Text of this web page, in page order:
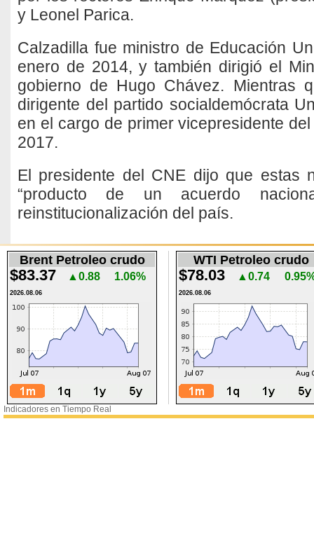
y Leonel Parica.
Calzadilla fue ministro de Educación
enero de 2014, y también dirigió el
gobierno de Hugo Chávez. Mientras
dirigente del partido socialdemócrata
en el cargo de primer vicepresidente
2017.
El presidente del CNE dijo que estas
“producto de un acuerdo
reinstitucionalización del país.
Brent Petroleo crudo
$83.37 ▲0.88 1.06%
2026.08.06
WTI Petroleo crudo
$78.03 ▲0.74
2026.08.06
Indicadores en Tiempo Real